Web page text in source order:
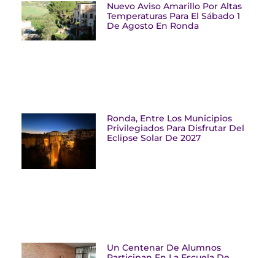
Nuevo Aviso Amarillo Por Altas
Temperaturas Para El Sábado 1
De Agosto En Ronda
Ronda, Entre Los Municipios
Privilegiados Para Disfrutar Del
Eclipse Solar De 2027
Un Centenar De Alumnos